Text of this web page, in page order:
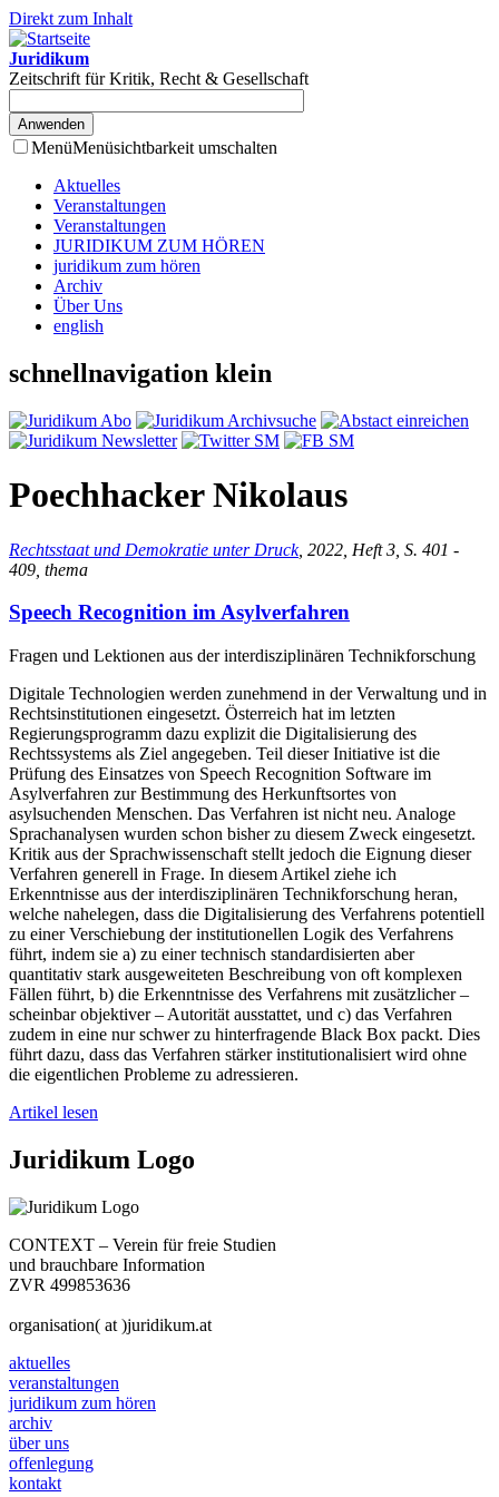
Direkt zum Inhalt
Juridikum
Zeitschrift für Kritik, Recht & Gesellschaft
MenüMenüsichtbarkeit umschalten
Aktuelles
Veranstaltungen
Veranstaltungen
JURIDIKUM ZUM HÖREN
juridikum zum hören
Archiv
Über Uns
english
schnellnavigation klein
Poechhacker Nikolaus
Rechtsstaat und Demokratie unter Druck, 2022, Heft 3, S. 401 -
409, thema
Speech Recognition im Asylverfahren
Fragen und Lektionen aus der interdisziplinären Technikforschung
Digitale Technologien werden zunehmend in der Verwaltung und in
Rechtsinstitutionen eingesetzt. Österreich hat im letzten
Regierungsprogramm dazu explizit die Digitalisierung des
Rechtssystems als Ziel angegeben. Teil dieser Initiative ist die
Prüfung des Einsatzes von Speech Recognition Software im
Asylverfahren zur Bestimmung des Herkunftsortes von
asylsuchenden Menschen. Das Verfahren ist nicht neu. Analoge
Sprachanalysen wurden schon bisher zu diesem Zweck eingesetzt.
Kritik aus der Sprachwissenschaft stellt jedoch die Eignung dieser
Verfahren generell in Frage. In diesem Artikel ziehe ich
Erkenntnisse aus der interdisziplinären Technikforschung heran,
welche nahelegen, dass die Digitalisierung des Verfahrens potentiell
zu einer Verschiebung der institutionellen Logik des Verfahrens
führt, indem sie a) zu einer technisch standardisierten aber
quantitativ stark ausgeweiteten Beschreibung von oft komplexen
Fällen führt, b) die Erkenntnisse des Verfahrens mit zusätzlicher –
scheinbar objektiver – Autorität ausstattet, und c) das Verfahren
zudem in eine nur schwer zu hinterfragende Black Box packt. Dies
führt dazu, dass das Verfahren stärker institutionalisiert wird ohne
die eigentlichen Probleme zu adressieren.
Artikel lesen
Juridikum Logo
CONTEXT – Verein für freie Studien
und brauchbare Information
ZVR 499853636
organisation( at )juridikum.at
aktuelles
veranstaltungen
juridikum zum hören
archiv
über uns
offenlegung
kontakt